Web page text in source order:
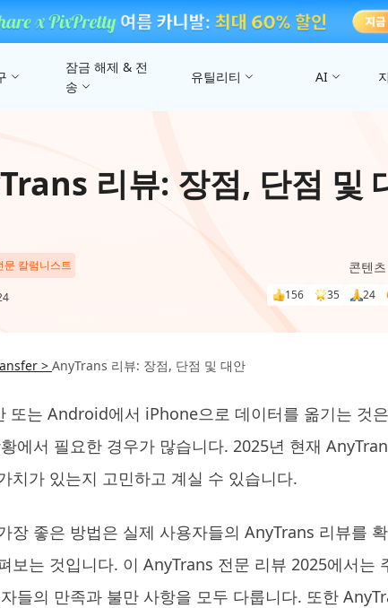
아이폰/아이패드 데이터 복구&
iTunes/iCloud 백업 복구
UltData - Android 데이터 복구
루트 없이 안드로이드 데이터 복구
잠금 해제 & 전
송
안드로이드 아이폰 간에 WhatsApp 데이터
4MeKey - 아이폰 활성화 잠금 해제
유틸리티
iTunes 백업 암호 잠금 풀기 몇
Phone Mirror
Android & iOS 화면 미러링 딥
이미지를 텍스트로 즉시 변환
4DDiG 중복 파일 삭제기
AI
4DDIG 비디오 복
4DDIG 사진 복구
AI로 손상된 사진 복원
PixPretty AI
무료 AI 사진 편집 도구
리뷰: 장점, 단점 및
문 칼럼니스트 콘텐
156 35 24
> AnyTrans 리뷰: 장점, 단점 및 대안
또는 Android에서 iPhone으로 데이터를 옮기는 것
에서 필요한 경우가 많습니다. 2025년 현재
치가 있는지 고민하고 계실 수 있습니다.
장 좋은 방법은 실제 사용자들의 AnyTrans 리뷰를
보는 것입니다. 이 AnyTrans 전문 리뷰 2025에서는
들의 만족과 불만 사항을 모두 다룹니다. 또한